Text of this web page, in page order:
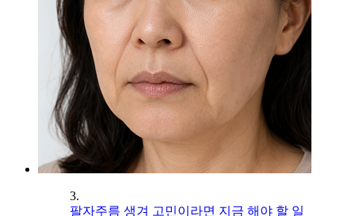
3.
팔자주름 생겨 고민이라면 지금 해야 할 일